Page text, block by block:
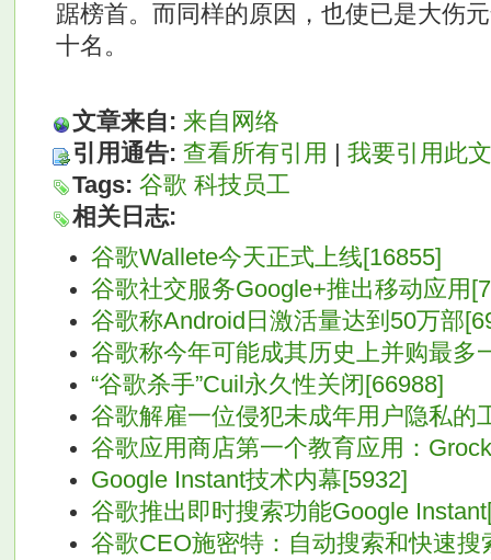
踞榜首。而同样的原因，也使已是大伤
十名。
文章来自: 来自网络
引用通告: 查看所有引用
我要引用此
Tags: 谷歌 科技员工
相关日志:
谷歌Wallete今天正式上线[16855]
谷歌社交服务Google+推出移动应用
谷歌称Android日激活量达到50万部
谷歌称今年可能成其历史上并购最多
“谷歌杀手”Cuil永久性关闭[66988]
谷歌解雇一位侵犯未成年用户隐私的
谷歌应用商店第一个教育应用：
Google Instant技术内幕[5932]
谷歌推出即时搜索功能Google
谷歌CEO施密特：自动搜索和快速搜